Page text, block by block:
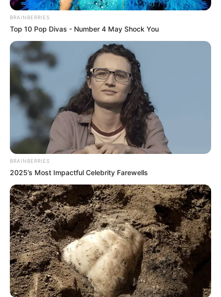
BRAINBERRIES
Top 10 Pop Divas - Number 4 May Shock You
BRAINBERRIES
2025’s Most Impactful Celebrity Farewells